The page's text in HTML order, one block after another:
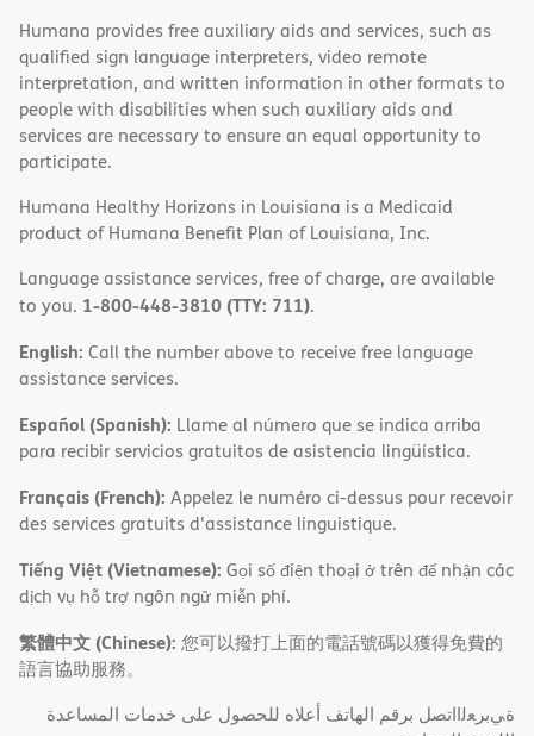
Humana provides free auxiliary aids and services, such as
qualified sign language interpreters, video remote
interpretation, and written information in other formats to
people with disabilities when such auxiliary aids and
services are necessary to ensure an equal opportunity to
participate.
Humana Healthy Horizons in Louisiana is a Medicaid
product of Humana Benefit Plan of Louisiana, Inc.
Language assistance services, free of charge, are available
to you. 1-800-448-3810 (TTY: 711).
English: Call the number above to receive free language
assistance services.
Español (Spanish): Llame al número que se indica arriba
para recibir servicios gratuitos de asistencia lingüística.
Français (French): Appelez le numéro ci-dessus pour recevoir
des services gratuits d'assistance linguistique.
Tiếng Việt (Vietnamese): Gọi số điện thoại ở trên để nhận các
dịch vụ hỗ trợ ngôn ngữ miễn phí.
繁體中文 (Chinese): 您可以撥打上面的電話號碼以獲得免費的
語言協助服務。
ةﻲﺑﺮﻌﻟااﺗﺼﻞ ﺑﺮﻗﻢ اﻟﮭﺎﺗﻒ أﻋﻼه ﻟﻠﺤﺼﻮل ﻋﻠﻰ ﺧﺪﻣﺎت اﻟﻤﺴﺎﻋﺪة